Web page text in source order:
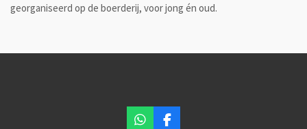
georganiseerd op de boerderij, voor jong én oud.
W F